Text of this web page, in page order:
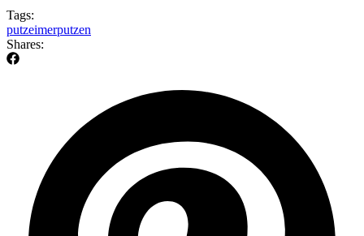
Tags:
putzeimerputzen
Shares: